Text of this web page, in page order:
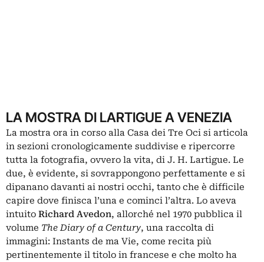
LA MOSTRA DI LARTIGUE A VENEZIA
La mostra ora in corso alla Casa dei Tre Oci si articola
in sezioni cronologicamente suddivise e ripercorre
tutta la fotografia, ovvero la vita, di J. H. Lartigue. Le
due, è evidente, si sovrappongono perfettamente e si
dipanano davanti ai nostri occhi, tanto che è difficile
capire dove finisca l’una e cominci l’altra. Lo aveva
intuito Richard Avedon, allorché nel 1970 pubblica il
volume The Diary of a Century, una raccolta di
immagini: Instants de ma Vie, come recita più
pertinentemente il titolo in francese e che molto ha